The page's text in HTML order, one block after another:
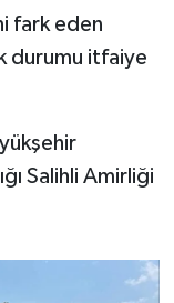
fark eden
durumu itfaiye
Salihli Amirliği